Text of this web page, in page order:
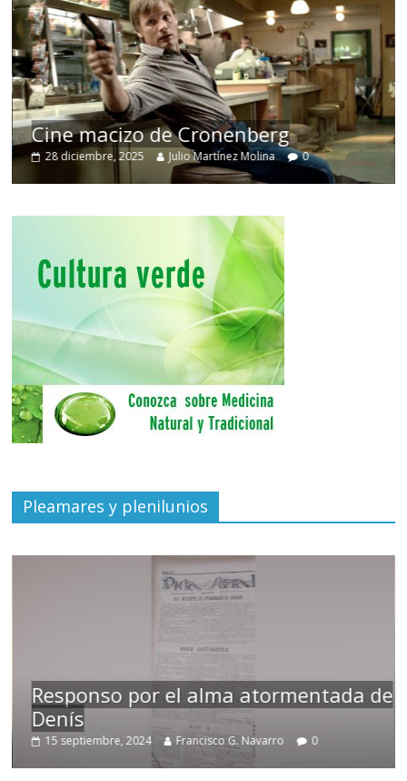
Cine macizo de Cronenberg
28 diciembre, 2025 Julio Martínez Molina 0
Pleamares y plenilunios
Responso por el alma atormentada de
Denís
15 septiembre, 2024 Francisco G. Navarro 0